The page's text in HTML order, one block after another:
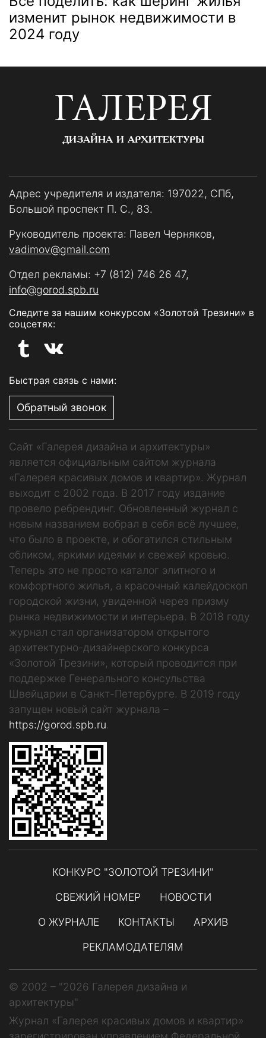
изменит рынок недвижимости в
2024 году
ГАЛЕРЕЯ
ДИЗАЙНА И АРХИТЕКТУРЫ
Адрес учредителя и издателя: 197022, СПб,
Большой проспект П. С., 83.
Руководитель проекта: Павел Черняков,
vadimov@gmail.com
Отдел рекламы: +7 (812) 746 26 47,
info@gorod.spb.ru
Следите за нашим конкурсом «Золотой Трезини» в
соцсетях:
Быстрая связь с нами:
Обратный звонок
Сайт «Галерея дизайна и архитектуры»
является официальным сайтом журнала
«Галерея красивых домов и квартир». Журнал
выходит с 2002 года. В 2017 году издание
провело ребрендинг. Обновленный журнал с
новым названием вобрал в себя всё лучшее,
что было в проекте, и обогатился стильным
обликом, яркими идеями и свежей кровью.
Теперь это не просто каталог элитного и
комфортного жилья, а красочный калейдоскоп
городской жизни, увиденной через призму
рынка недвижимости и интерьера. В 2018 году
журнал стал организатором открытого
архитектурно-дизайнерского конкурса
«Золотой Трезини», который проводится при
поддержке Генерального консульства
Швейцарии в Санкт-Петербурге. В 2019 году
запущен новый сайт журнала –
https://gorod.spb.ru.
КОНКУРС "ЗОЛОТОЙ ТРЕЗИНИ"
СВЕЖИЙ НОМЕР
НОВОСТИ
О ЖУРНАЛЕ
КОНТАКТЫ
АРХИВ
РЕКЛАМОДАТЕЛЯМ
© 2002 – "2026 Галерея дизайна и
архитектуры"
Журнал «Галерея красивых домов и квартир»